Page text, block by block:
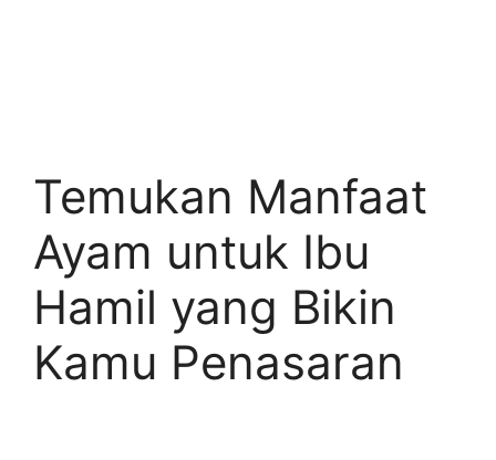
Temukan Manfaat
Ayam untuk Ibu
Hamil yang Bikin
Kamu Penasaran